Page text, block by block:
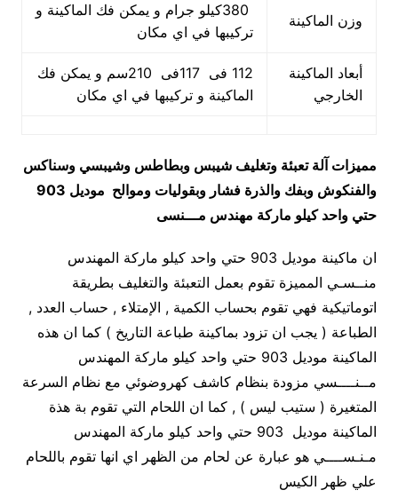
وزن الماكينة
380كيلو جرام و يمكن فك الماكينة و
تركيبها في اي مكان
أبعاد الماكينة
الخارجي
112 فى 117فى 210سم و يمكن فك
الماكينة و تركيبها في اي مكان
مميزات آلة تعبئة وتغليف شيبس وبطاطس وشيبسي وسناكس
والفنكوش وبفك والذرة فشار وبقوليات وموالح
موديل 903
حتي واحد كيلو ماركة مهندس مـــنسى
ان ماكينة موديل 903 حتي واحد كيلو ماركة المهندس
منــسـي المميزة تقوم بعمل التعبئة والتغليف بطريقة
اتوماتيكية فهي تقوم بحساب الكمية , الإمتلاء , حساب العدد ,
الطباعة ( يجب ان تزود بماكينة طباعة التاريخ ) كما ان هذه
الماكينة موديل 903 حتي واحد كيلو ماركة المهندس
مــنــــسي مزودة بنظام كاشف كهروضوئي مع نظام السرعة
المتغيرة ( ستيب ليس ) , كما ان اللحام التي تقوم بة هذة
الماكينة موديل 903 حتي واحد كيلو ماركة المهندس
مـنـســــي هو عبارة عن لحام من الظهر اي انها تقوم باللحام
علي ظهر الكيس